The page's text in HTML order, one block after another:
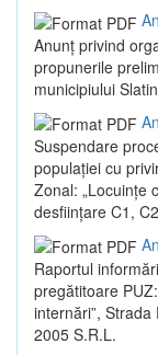
Anunț privind
propunerile
municipiului
Suspendare
populației cu
Zonal: „Locuințe
desființare C1,
Raportul
pregătitoare
internări”,
2005 S.R.L.